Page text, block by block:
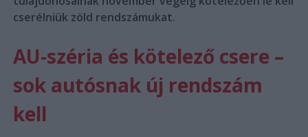
cserélniük zöld rendszámukat.
AU-széria és kötelező csere –
sok autósnak új rendszám
kell